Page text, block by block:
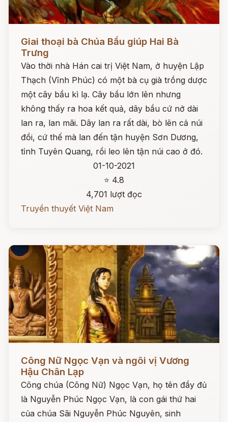
Giai thoại bà Chúa Bầu giúp Hai Bà
Trưng
Vào thời nhà Hán cai trị Việt Nam, ở huyện Lập
Thạch (Vĩnh Phúc) có một bà cụ già trồng dược
một cây bầu kì lạ. Cây bầu lớn lên nhưng
không thấy ra hoa kết quả, dây bầu cứ nở dài
lan ra, lan mãi. Dây lan ra rất dài, bò lên cả núi
đồi, cứ thế mà lan đến tận huyện Sơn Dương,
tỉnh Tuyên Quang, rồi leo lên tận núi cao ở đó.
01-10-2021
⭐ 4.8
4,701 lượt đọc
Truyền thuyết Việt Nam
Công Nữ Ngọc Vạn và ngôi vị Vương
Hậu Chân Lạp
Công chúa (Công Nữ) Ngọc Vạn, họ tên đầy đủ
là Nguyễn Phúc Ngọc Vạn, là con gái thứ hai
của chúa Sãi Nguyễn Phúc Nguyên, sinh